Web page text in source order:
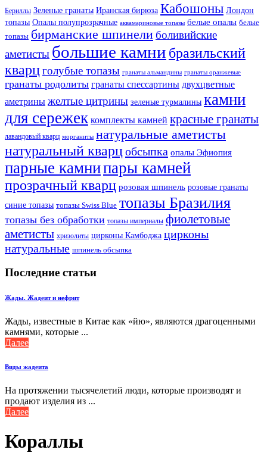
Бериллы Зеленые гранаты Иранская бирюза Кабошоны Лондон
топазы Опалы полупрозрачные аквамариновые топазы белые опалы белые
топазы бирманские шпинелиболивийские
аметисты большие камни бразильский
кварцголубые топазы гранаты альмандины гранаты оранжевые
гранаты родолиты гранаты спессартины двухцветные
аметрины желтые цитрины зеленые турмалины камни
для сережек комплекты камней красные гранаты
лавандовый кварц морганиты натуральные аметисты
натуральный кварцобсыпка опалы Эфиопия
парные камнипары камней
прозрачный кварц розовая шпинель розовые гранаты
синие топазы топазы Swiss Blue топазы Бразилия
топазы без обработки топазы империалы фиолетовые
аметисты хризолиты цирконы Камбоджа цирконы
натуральные шпинель обсыпка
Последние статьи
Жады. Жадеит и нефрит
Жады, известные в Китае как «йю», являются драгоценными
камнями, которые ...
Далее
Виды жадеита
На протяжении тысячелетий люди, которые производят и
продают изделия из ...
Далее
Кораллы